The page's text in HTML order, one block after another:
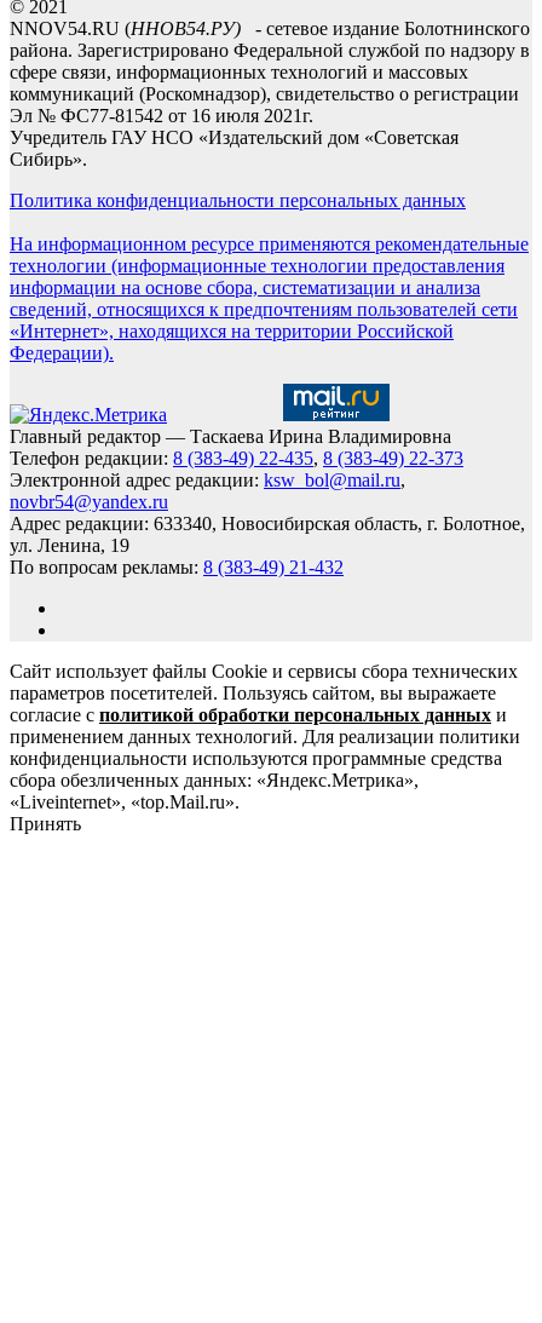
© 2021
NNOV54.RU (ННОВ54.РУ) - сетевое издание Болотнинского
района. Зарегистрировано Федеральной службой по надзору в
сфере связи, информационных технологий и массовых
коммуникаций (Роскомнадзор), свидетельство о регистрации
Эл № ФС77-81542 от 16 июля 2021г.
Учредитель ГАУ НСО «Издательский дом «Советская
Сибирь».
Политика конфиденциальности персональных данных
На информационном ресурсе применяются рекомендательные
технологии (информационные технологии предоставления
информации на основе сбора, систематизации и анализа
сведений, относящихся к предпочтениям пользователей сети
«Интернет», находящихся на территории Российской
Федерации).
Главный редактор — Таскаева Ирина Владимировна
Телефон редакции: 8 (383-49) 22-435, 8 (383-49) 22-373
Электронной адрес редакции: ksw_bol@mail.ru,
novbr54@yandex.ru
Адрес редакции: 633340, Новосибирская область, г. Болотное,
ул. Ленина, 19
По вопросам рекламы: 8 (383-49) 21-432
Сайт использует файлы Cookie и сервисы сбора технических
параметров посетителей. Пользуясь сайтом, вы выражаете
согласие с политикой обработки персональных данных и
применением данных технологий. Для реализации политики
конфиденциальности используются программные средства
сбора обезличенных данных: «Яндекс.Метрика»,
«Liveinternet», «top.Mail.ru».
Принять